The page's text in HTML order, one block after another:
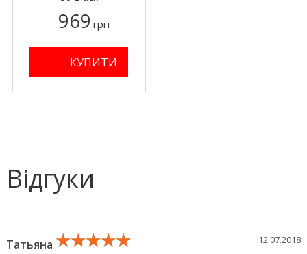
969 грн
Відгуки
Татьяна ★★★★★
★★★★★
★★★★★ 12.07.2018